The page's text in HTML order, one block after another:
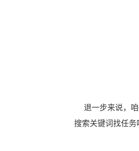
退一步来说，咱
搜索关键词找任务